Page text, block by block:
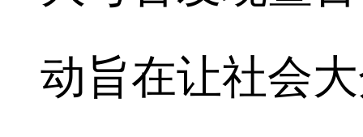
动旨在让社会